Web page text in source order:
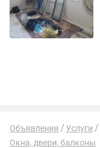
Объявления Услуги
Окна, двери, балконы